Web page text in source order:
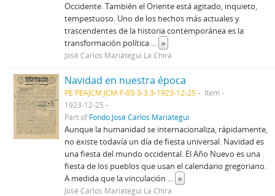
Occidente. También el Oriente está agitado, inquieto,
tempestuoso. Uno de los hechos más actuales y
trascendentes de la historia contemporánea es la
transformación política ... »
José Carlos Mariátegui La Chira
Navidad en nuestra época
PE PEAJCM JCM-F-03-3-3.3-1923-12-25
Item
1923-12-25
Part ofFondo José Carlos Mariátegui
Aunque la humanidad se internacionaliza, rápidamente,
no existe todavía un día de fiesta universal. Navidad es
una fiesta del mundo occidental. El Año Nuevo es una
fiesta de los pueblos que usan el calendario gregoriano.
A medida que la vinculación ... »
José Carlos Mariátegui La Chira